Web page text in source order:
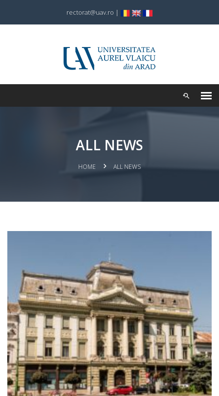
rectorat@uav.ro |
ALL NEWS
HOME ALL NEWS